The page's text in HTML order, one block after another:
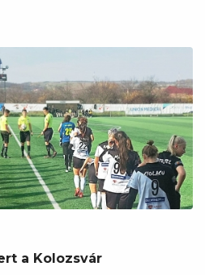
a Kolozsvár